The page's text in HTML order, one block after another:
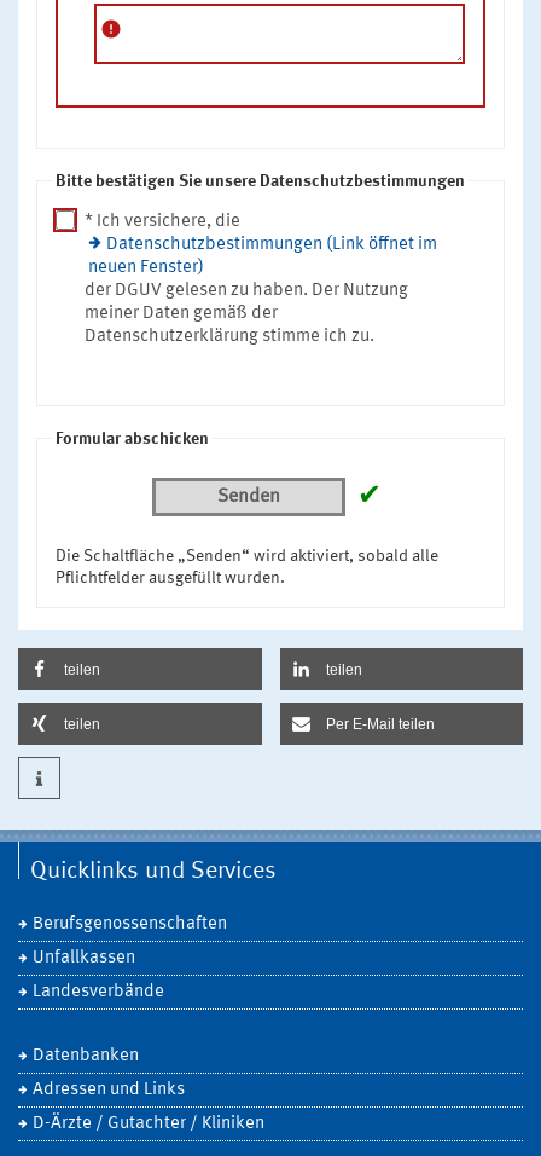
error
Bitte bestätigen Sie unsere Datenschutzbestimmungen
* Ich versichere, die
Datenschutzbestimmungen (Link öffnet im
neuen Fenster)
der DGUV gelesen zu haben. Der Nutzung
meiner Daten gemäß der
Datenschutzerklärung stimme ich zu.
Formular abschicken
Senden ✔
Die Schaltfläche „Senden“ wird aktiviert, sobald alle
Pflichtfelder ausgefüllt wurden.
teilen teilen
teilen Per E-Mail teilen
Quicklinks und Services
Berufsgenossenschaften
Unfallkassen
Landesverbände
Datenbanken
Adressen und Links
D-Ärzte / Gutachter / Kliniken